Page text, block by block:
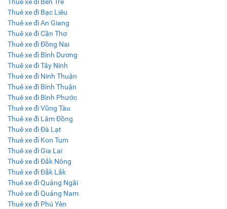
Thuê xe đi Bến Tre
Thuê xe đi Bạc Liêu
Thuê xe đi An Giang
Thuê xe đi Cần Thơ
Thuê xe đi Đồng Nai
Thuê xe đi Bình Dương
Thuê xe đi Tây Ninh
Thuê xe đi Ninh Thuận
Thuê xe đi Bình Thuận
Thuê xe đi Bình Phước
Thuê xe đi Vũng Tàu
Thuê xe đi Lâm Đồng
Thuê xe đi Đà Lạt
Thuê xe đi Kon Tum
Thuê xe đi Gia Lai
Thuê xe đi Đắk Nông
Thuê xe đi Đắk Lắk
Thuê xe đi Quảng Ngãi
Thuê xe đi Quảng Nam
Thuê xe đi Phú Yên